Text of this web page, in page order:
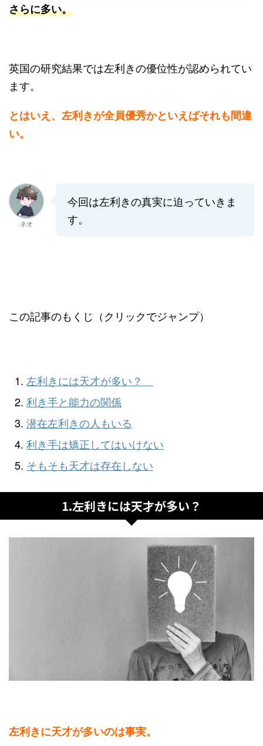
さらに多い。
英国の研究結果では左利きの優位性が認められてい
ます。
とはいえ、左利きが全員優秀かといえばそれも間違
い。
ネオ
今回は左利きの真実に迫っていきま
す。
この記事のもくじ（クリックでジャンプ）
左利きには天才が多い？
利き手と能力の関係
潜在左利きの人もいる
利き手は矯正してはいけない
そもそも天才は存在しない
1.左利きには天才が多い？
左利きに天才が多いのは事実。